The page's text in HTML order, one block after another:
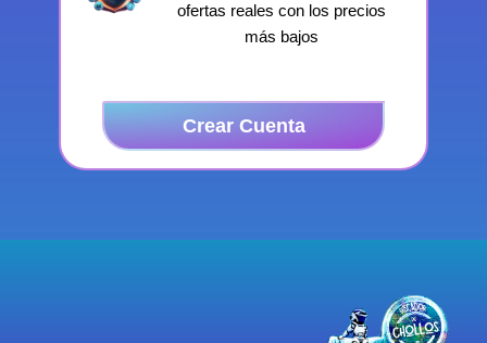
ofertas reales con los precios
más bajos
Crear Cuenta